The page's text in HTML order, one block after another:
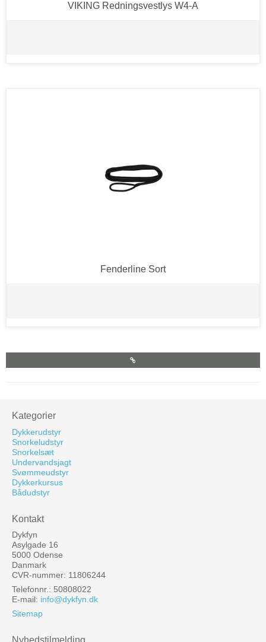
VIKING Redningsvestlys W4-A
Fenderline Sort
Kategorier
Dykkerudstyr
Snorkeludstyr
Snorkelsæt
Undervandsjagt
Svømmeudstyr
Dykkerkursus
Bådudstyr
Kontakt
Dykfyn
Asylgade 16
5000 Odense
Danmark
CVR-nummer: 11806244
Telefonnr.: 50808022
E-mail: info@dykfyn.dk
Sitemap
Nyhedstilmelding